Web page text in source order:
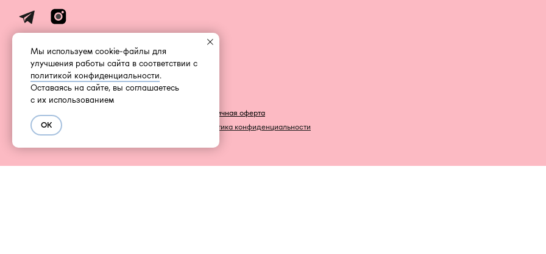
INFONOTABOOURALS@GMAIL.COM
FACEBOOK И INSTAGRAM, ПРИЗНАНА
ЭКСТРЕМИСТСКОЙ И ЗАПРЕЩЕНА В РОССИИ
Политика конфиденциальности
Публичная оферта
Мы используем cookie-файлы для
улучшения работы сайта в соответствии с
политикой конфиденциальности.
Оставаясь на сайте, вы соглашаетесь
с их использованием
ОК